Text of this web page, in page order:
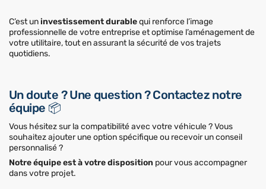
C’est uninvestissement durablequi renforce l’image
professionnelle de votre entreprise et optimise l’aménagement de
votre utilitaire, tout en assurant la sécurité de vos trajets
quotidiens.
Un doute ? Une question ? Contactez notre
équipe 📦
Vous hésitez sur la compatibilité avec votre véhicule ? Vous
souhaitez ajouter une option spécifique ou recevoir un conseil
personnalisé ?
Notre équipe est à votre disposition pour vous accompagner
dans votre projet.